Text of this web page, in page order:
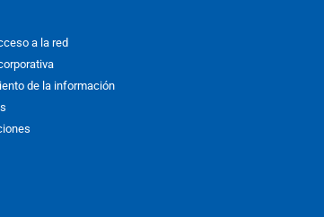
a la red
de la información